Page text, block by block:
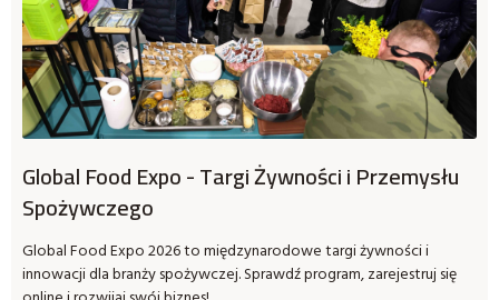
Global Food Expo - Targi Żywności i Przemysłu
Spożywczego
Global Food Expo 2026 to międzynarodowe targi żywności i
innowacji dla branży spożywczej. Sprawdź program, zarejestruj się